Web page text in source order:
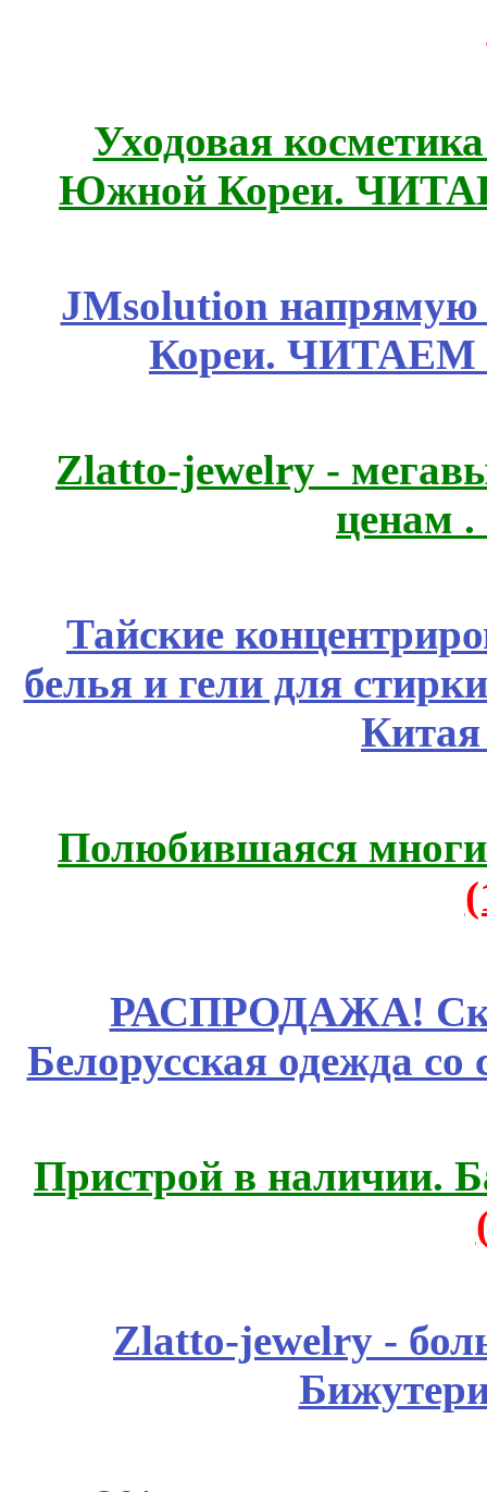
Уходовая
Южной Кореи.
JMsolution
Кореи.
Zlatto-jewelry -
ценам
Тайские
белья и гели для
Полюбившаяся
РАСПРОДАЖА!
Белорусская одежда
Пристрой в наличии.
Zlatto-jewelry -